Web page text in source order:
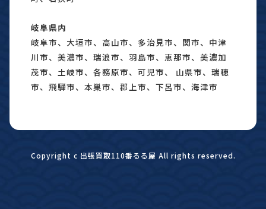
岐阜県内
岐阜市、大垣市、高山市、多治見市、関市、中津
川市、美濃市、瑞浪市、羽島市、恵那市、美濃加
茂市、土岐市、各務原市、可児市、 山県市、瑞穂
市、飛騨市、本巣市、郡上市、下呂市、海津市
Copyright c 出張買取110番るる屋 All rights reserved.